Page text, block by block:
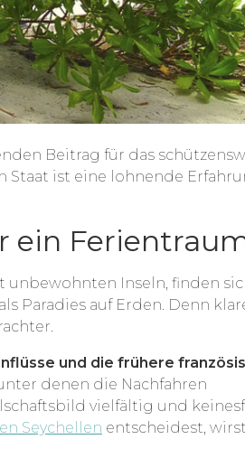
Beitrag für das
Staat ist eine lohnende
ein
unbewohnten Inseln, finden
Paradies auf Erden. Denn
und die frühere
denen die Nachfahren
vielfältig und
Seychellen entscheidest,